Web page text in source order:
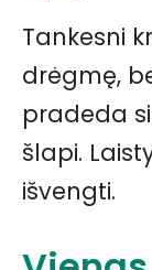
Tankesni
drėgmę,
pradeda
šlapi.
išvengti.